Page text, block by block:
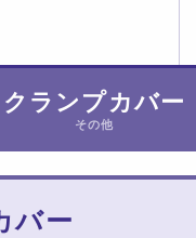
クランプカバー
その他
バー